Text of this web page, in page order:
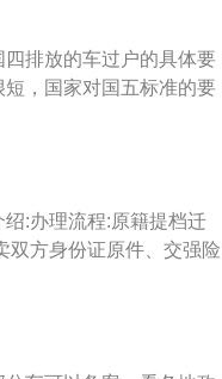
车辆过户，类似这样的
的纠纷。谨防文字游
的知识不是很清楚，所
抢记录或扣车记录或写
排放的车过户的具体要
，国家对国五标准的要
准的车辆依旧能够过
定，从2017年1月1日起
说国五的正式施行并不
家必然会推行一系列的
:办理流程:原籍提档迁
双方身份证原件、交强险
原登记地的车管所办理
政策标准:相比国四标
氢的排放限制，降低了